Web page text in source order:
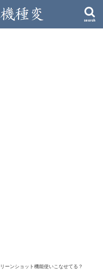
search
ーンショット機能使いこなせてる？